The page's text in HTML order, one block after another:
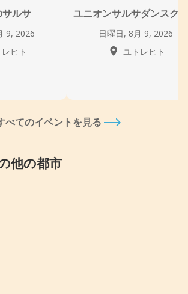
サルサ
9, 2026
ヒト
ユニオンサルサダンスク
日曜日, 8月 9, 2026
ユトレヒト
べてのイベントを見る
他の都市